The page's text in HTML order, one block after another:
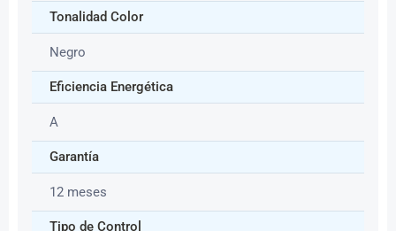
Tonalidad Color
Negro
Eficiencia Energética
A
Garantía
12 meses
Tipo de Control